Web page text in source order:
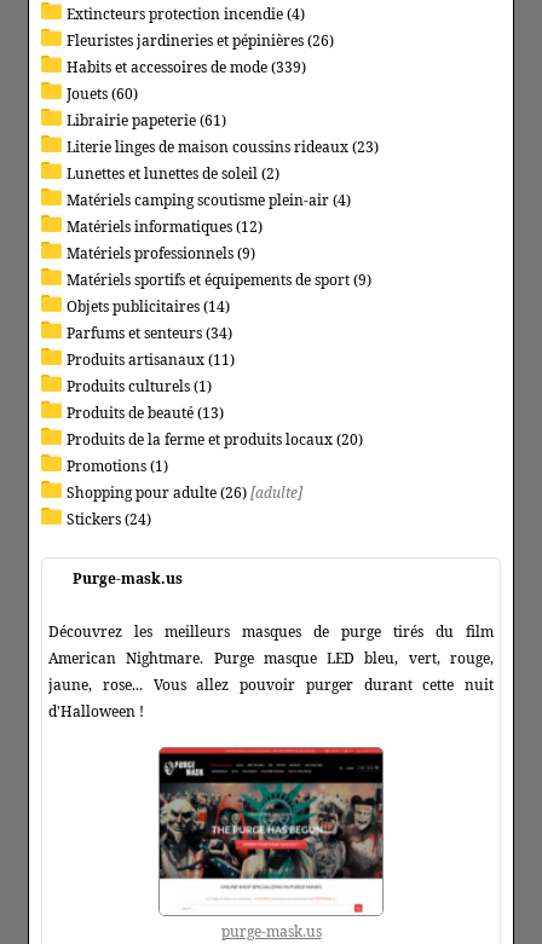
Extincteurs protection incendie (4)
Fleuristes jardineries et pépinières (26)
Habits et accessoires de mode (339)
Jouets (60)
Librairie papeterie (61)
Literie linges de maison coussins rideaux (23)
Lunettes et lunettes de soleil (2)
Matériels camping scoutisme plein-air (4)
Matériels informatiques (12)
Matériels professionnels (9)
Matériels sportifs et équipements de sport (9)
Objets publicitaires (14)
Parfums et senteurs (34)
Produits artisanaux (11)
Produits culturels (1)
Produits de beauté (13)
Produits de la ferme et produits locaux (20)
Promotions (1)
Shopping pour adulte (26)[adulte]
Stickers (24)
Purge-mask.us
Découvrez les meilleurs masques de purge tirés du film
American Nightmare. Purge masque LED bleu, vert, rouge,
jaune, rose... Vous allez pouvoir purger durant cette nuit
d'Halloween !
purge-mask.us